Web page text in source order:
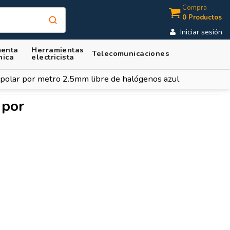
Compra
0 Productos
Iniciar sesión
Herramientas
electricista Telecomunicaciones
por metro 2.5mm libre de halógenos azul